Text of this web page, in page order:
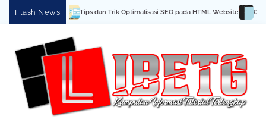
Flash News Tips dan Trik Optimalisasi SEO pada HTML Website CSS